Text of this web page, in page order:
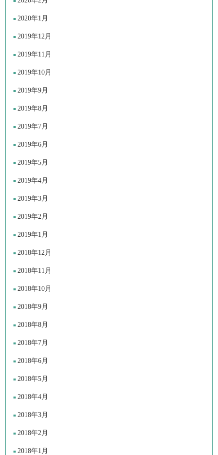
2020年1月
2019年12月
2019年11月
2019年10月
2019年9月
2019年8月
2019年7月
2019年6月
2019年5月
2019年4月
2019年3月
2019年2月
2019年1月
2018年12月
2018年11月
2018年10月
2018年9月
2018年8月
2018年7月
2018年6月
2018年5月
2018年4月
2018年3月
2018年2月
2018年1月